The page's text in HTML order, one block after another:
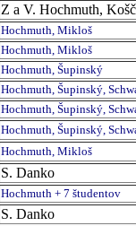
Z a V. Hochmuth,
Hochmuth, Mikloš
Hochmuth, Mikloš
Hochmuth, Šupinský
Hochmuth, Šupinský,
Hochmuth, Šupinský,
Hochmuth, Šupinský,
Hochmuth, Mikloš
S. Danko
Hochmuth + 7 študentov
S. Danko